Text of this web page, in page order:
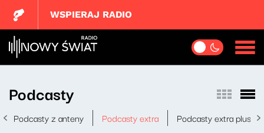
WSPIERAJ RADIO
Podcasty
Podcasty z anteny Podcasty extra Podcasty extra plus